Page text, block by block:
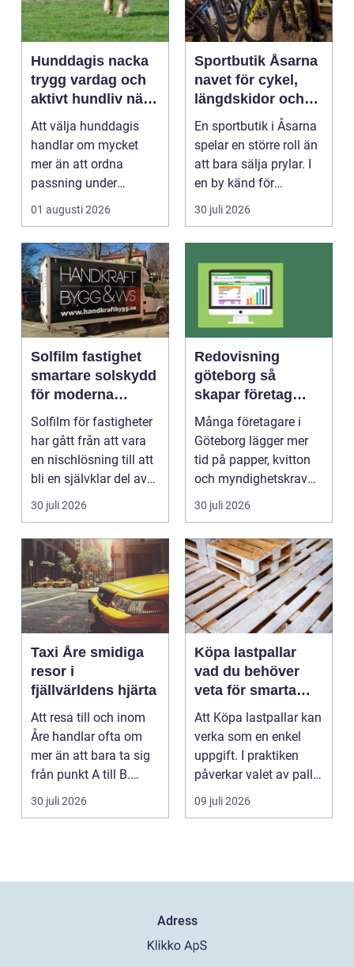
Hunddagis nacka
trygg vardag och
aktivt hundliv nära
stan
Att välja hunddagis
handlar om mycket
mer än att ordna
passning under
arbetsdagen. För
många hundäga...
01 augusti 2026
Sportbutik Åsarna
navet för cykel,
längdskidor och
löpning i södra
jämtland
En sportbutik i Åsarna
spelar en större roll än
att bara sälja prylar. I
en by känd för
längdskidåkn...
30 juli 2026
Solfilm fastighet
smartare solskydd
för moderna
byggnader
Solfilm för fastigheter
har gått från att vara
en nischlösning till att
bli en självklar del av
mode...
30 juli 2026
Redovisning
göteborg så
skapar företag
bättre kontroll och
mer tid
Många företagare i
Göteborg lägger mer
tid på papper, kvitton
och myndighetskrav
än på kunder och ut...
30 juli 2026
Taxi Åre smidiga
resor i
fjällvärldens hjärta
Att resa till och inom
Åre handlar ofta om
mer än att bara ta sig
från punkt A till B.
Vädret skifta...
30 juli 2026
Köpa lastpallar
vad du behöver
veta för smarta
och hållbara val
Att Köpa lastpallar kan
verka som en enkel
uppgift. I praktiken
påverkar valet av pall
09 juli 2026
Adress